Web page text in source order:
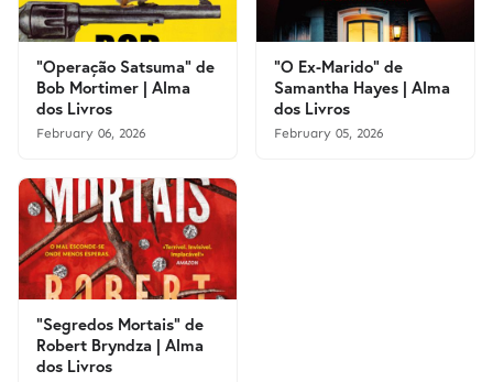
"Operação Satsuma" de
Bob Mortimer | Alma
dos Livros
February 06, 2026
"O Ex-Marido" de
Samantha Hayes | Alma
dos Livros
February 05, 2026
"Segredos Mortais" de
Robert Bryndza | Alma
dos Livros